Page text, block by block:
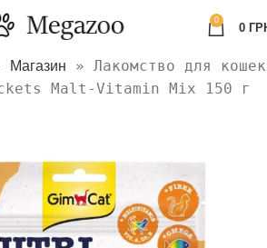
0
0
Магазин » Лакомство для кошек
Malt-Vitamin Mix 150 г